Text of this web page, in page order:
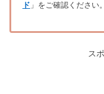
ド 」をご確認ください。
ス